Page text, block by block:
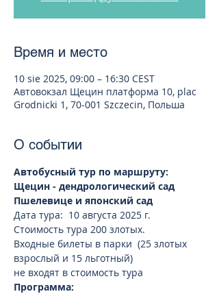
Время и место
10 sie 2025, 09:00 – 16:30 CEST
Автовокзал Щецин платформа 10, plac
Grodnicki 1, 70-001 Szczecin, Польша
О событии
Автобусный тур по маршруту:
Щецин - дендрологический сад
Пшелевице и японский сад
Дата тура:  10 августа 2025 г.
Стоимость тура 200 злотых.
Входные билеты в парки  (25 злотых
взрослый и 15 льготный)
не входят в стоимость тура
Программа: